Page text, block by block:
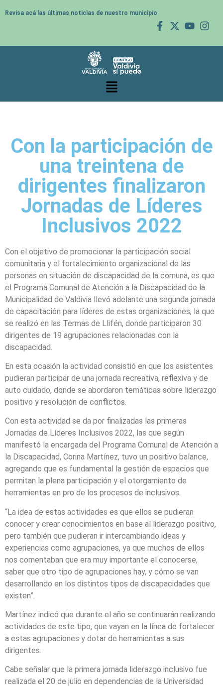
Revisa acá las últimas noticias de nuestro municipio
Con la participación de
una treintena de
dirigentes finalizaron
Jornadas de Líderes
Inclusivos 2022
Con el objetivo de promocionar la participación social
comunitaria y el fortalecimiento organizacional de las
personas en situación de discapacidad de la comuna, es que
el Programa Comunal de Atención a la Discapacidad de la
Municipalidad de Valdivia llevó adelante una segunda jornada
de capacitación para líderes de estas organizaciones, la que
se realizó en las Termas de Llifén, donde participaron 30
dirigentes de 19 agrupaciones relacionadas con la
discapacidad.
En esta ocasión la actividad consistió en que los asistentes
pudieran participar de una jornada recreativa, reflexiva y de
auto cuidado, donde se abordaron temáticas sobre liderazgo
positivo y resolución de conflictos.
Con esta actividad se da por finalizadas las primeras
Jornadas de Líderes Inclusivos 2022, las que según
manifestó la encargada del Programa Comunal de Atención a
la Discapacidad, Corina Martínez, tuvo un positivo balance,
agregando que es fundamental la gestión de espacios que
permitan la plena participación y el otorgamiento de
herramientas en pro de los procesos de inclusivos.
“La idea de estas actividades es que ellos se pudieran
conocer y crear conocimientos en base al liderazgo positivo,
pero también que pudieran ir intercambiando ideas y
experiencias como agrupaciones, ya que muchos de ellos
nos comentaban que era muy importante el conocerse,
saber que otro tipo de agrupaciones hay, y cómo se van
desarrollando en los distintos tipos de discapacidades que
existen”.
Martínez indicó que durante el año se continuarán realizando
actividades de este tipo, que vayan en la línea de fortalecer
a estas agrupaciones y dotar de herramientas a sus
dirigentes.
Cabe señalar que la primera jornada liderazgo inclusivo fue
realizada el 20 de julio en dependencias de la Universidad